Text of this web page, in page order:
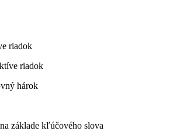
riadok
riadok
hárok
základe kľúčového slova